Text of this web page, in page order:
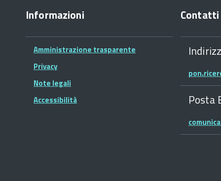
Informazioni
Amministrazione trasparente
Privacy
Note legali
Accessibilità
Contatti
Posta